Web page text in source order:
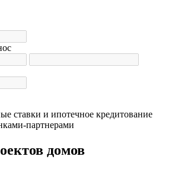
ставки и ипотечное кредитование
партнерами
домов